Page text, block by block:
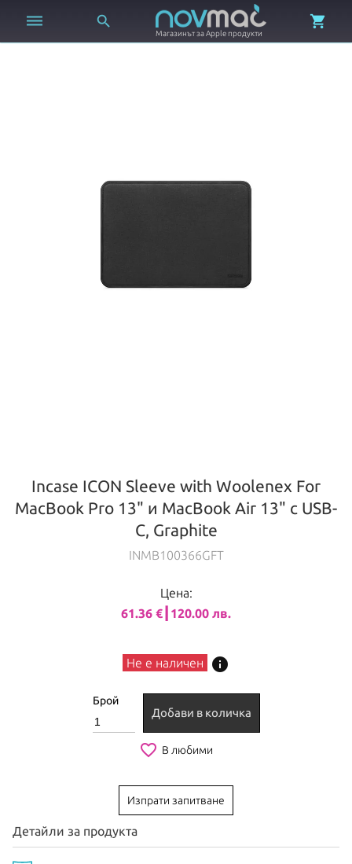
 
Магазинът за Apple продукти

Incase ICON Sleeve with Woolenex For
MacBook Pro 13" и MacBook Air 13" с USB-
C, Graphite
INMB100366GFT
Цена:
61.36 €┃120.00 лв.
Не е наличен info
Брой
Добави в количка
favorite_border В любими
Изпрати запитване
Детайли за продукта